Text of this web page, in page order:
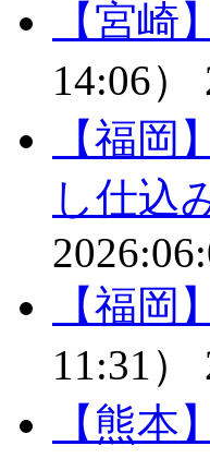
【宮
14:06）
【福
し仕込
【福
11:31）
【熊